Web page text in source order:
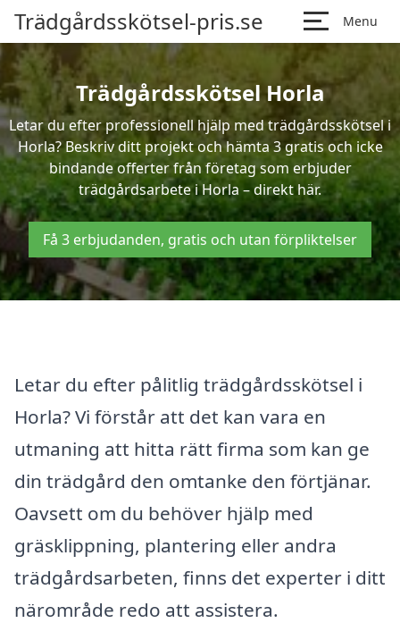
Trädgårdsskötsel-pris.se Menu
Trädgårdsskötsel Horla
Letar du efter professionell hjälp med trädgårdsskötsel i
Horla? Beskriv ditt projekt och hämta 3 gratis och icke
bindande offerter från företag som erbjuder
trädgårdsarbete i Horla – direkt här.
Få 3 erbjudanden, gratis och utan förpliktelser
Letar du efter pålitlig trädgårdsskötsel i
Horla? Vi förstår att det kan vara en
utmaning att hitta rätt firma som kan ge
din trädgård den omtanke den förtjänar.
Oavsett om du behöver hjälp med
gräsklippning, plantering eller andra
trädgårdsarbeten, finns det experter i ditt
närområde redo att assistera.